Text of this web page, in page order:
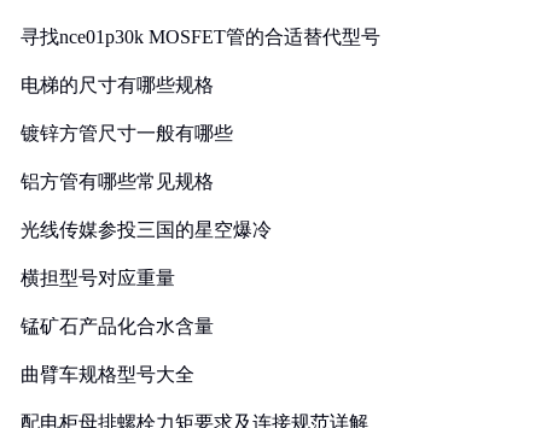
寻找nce01p30k MOSFET管的合适替代型号
电梯的尺寸有哪些规格
镀锌方管尺寸一般有哪些
铝方管有哪些常见规格
光线传媒参投三国的星空爆冷
横担型号对应重量
锰矿石产品化合水含量
曲臂车规格型号大全
配电柜母排螺栓力矩要求及连接规范详解